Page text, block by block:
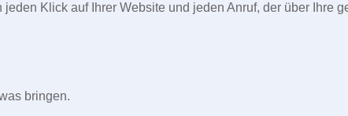
jeden Klick auf Ihrer Website und jeden Anruf, der über Ihre
bringen.